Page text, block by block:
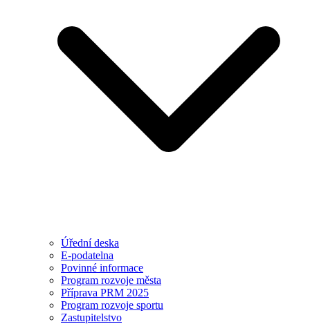
Úřední deska
E-podatelna
Povinné informace
Program rozvoje města
Příprava PRM 2025
Program rozvoje sportu
Zastupitelstvo